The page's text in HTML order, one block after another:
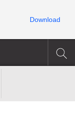
Download